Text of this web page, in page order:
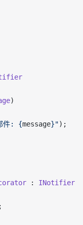
)
件: {message}");
: INotifier
;